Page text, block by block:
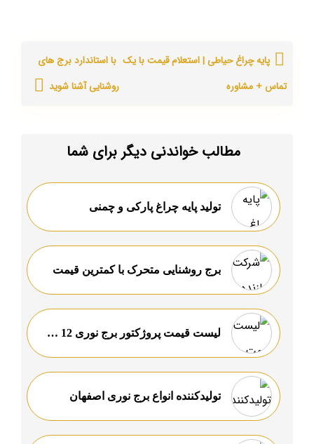
پایه چراغ حیاطی | استعلام قیمت با یک
تماس + مشاوره
با استاندارد برج های
روشنایی آشنا شوید
مطالب خواندنی دیگر برای شما
تولید پایه چراغ پارکی و چمنی
برج روشنایی متحرک با کمترین قیمت
لیست قیمت پروژکتور برج نوری 12 متری ارزان قیمت
تولیدکننده انواع برج نوری اصفهان